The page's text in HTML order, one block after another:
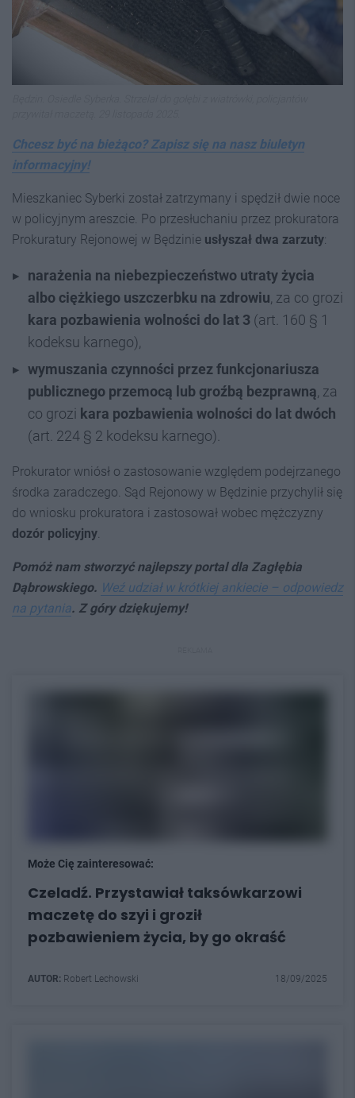
Chcesz być na bieżąco? Zapisz się na nasz biuletyn
informacyjny!
Mieszkaniec Syberki został zatrzymany i spędził dwie noce
w policyjnym areszcie. Po przesłuchaniu przez prokuratora
Prokuratury Rejonowej w Będzinie usłyszał dwa zarzuty:
narażenia na niebezpieczeństwo utraty życia
albo ciężkiego uszczerbku na zdrowiu , za co grozi
kara pozbawienia wolności do lat 3 (art. 160 § 1
kodeksu karnego),
wymuszania czynności przez funkcjonariusza
publicznego przemocą lub groźbą bezprawną , za
co grozi kara pozbawienia wolności do lat dwóch
(art. 224 § 2 kodeksu karnego).
Prokurator wniósł o zastosowanie względem podejrzanego
środka zaradczego. Sąd Rejonowy w Będzinie przychylił się
do wniosku prokuratora i zastosował wobec mężczyzny
dozór policyjny.
Pomóż nam stworzyć najlepszy portal dla Zagłębia
Dąbrowskiego. Weź udział w krótkiej ankiecie – odpowiedz
na pytania. Z góry dziękujemy!
Może Cię zainteresować:
Czeladź. Przystawiał taksówkarzowi
maczetę do szyi i groził
pozbawieniem życia, by go okraść
AUTOR: Robert Lechowski 18/09/2025